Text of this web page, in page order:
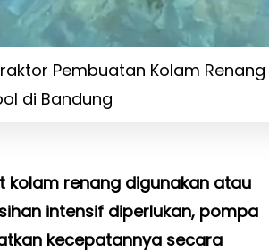
Pembuatan Kolam
di Bandung
kolam renang digunakan atau
intensif diperlukan, pompa
kecepatannya secara